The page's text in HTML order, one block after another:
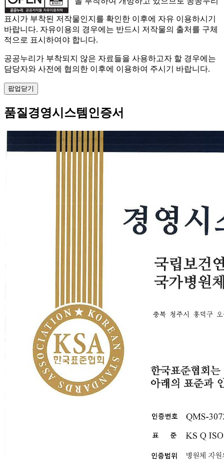
표시가 부착된 저작물인지를 확인한 이후에 자유 이용하시기
바랍니다. 자유이용의 경우에는 반드시 저작물의 출처를 구체
적으로 표시하여야 합니다.
공공누리가 부착되지 않은 자료들을 사용하고자 할 경우에는
담당자와 사전에 협의한 이후에 이용하여 주시기 바랍니다.
팝업닫기
품질경영시스템인증서